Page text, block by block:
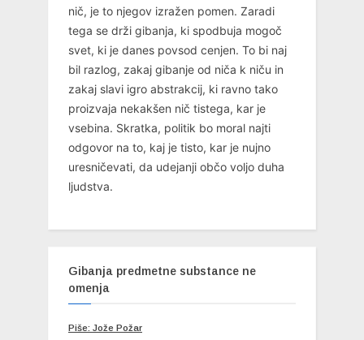
nič, je to njegov izražen pomen. Zaradi
tega se drži gibanja, ki spodbuja mogoč
svet, ki je danes povsod cenjen. To bi naj
bil razlog, zakaj gibanje od niča k niču in
zakaj slavi igro abstrakcij, ki ravno tako
proizvaja nekakšen nič tistega, kar je
vsebina. Skratka, politik bo moral najti
odgovor na to, kaj je tisto, kar je nujno
uresničevati, da udejanji občo voljo duha
ljudstva.
Gibanja predmetne substance ne
omenja
Piše: Jože Požar